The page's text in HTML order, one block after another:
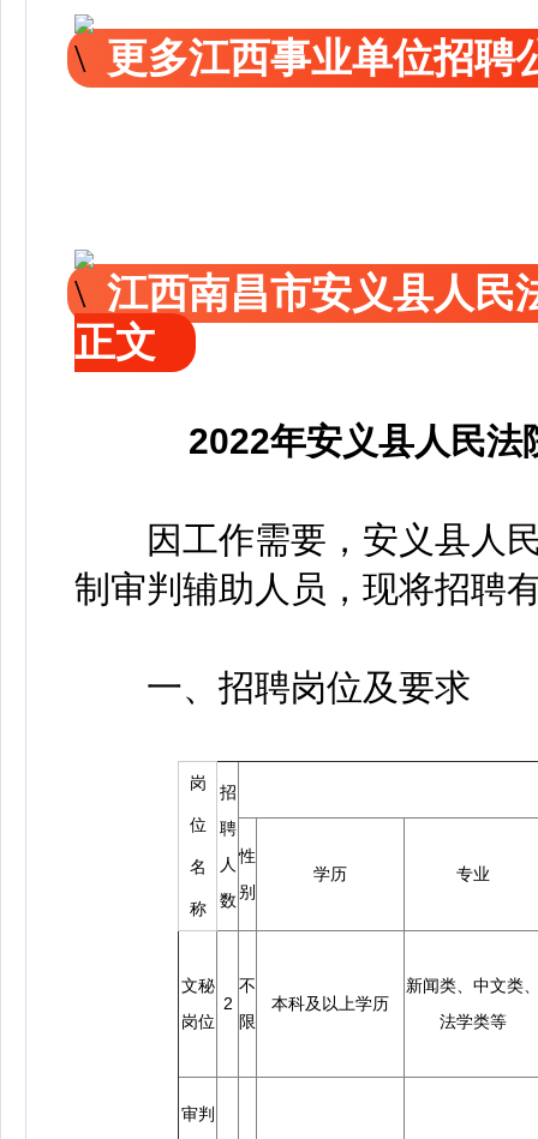
更多江西事业单位招聘
江西南昌市安义县人民
正文
2022年安义县人民法
因工作需要，安义县人民
制审判辅助人员，现将招聘
一、招聘岗位及要求
岗
位
名
称
招
聘
人
数
性
别
学历 专业
文秘
岗位
2
不
限
本科及以上学历
新闻类、中文类
法学类等
审判